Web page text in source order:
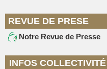
REVUE DE PRESE
Notre Revue de Presse
INFOS